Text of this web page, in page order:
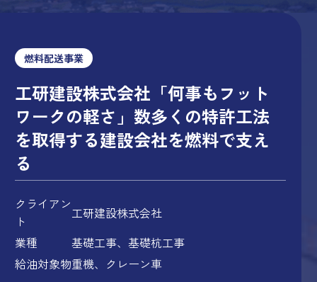
燃料配送事業
工研建設株式会社「何事もフット
ワークの軽さ」数多くの特許工法
を取得する建設会社を燃料で支え
る
クライアン
ト
工研建設株式会社
業種
基礎工事、基礎杭工事
給油対象物重機、クレーン車